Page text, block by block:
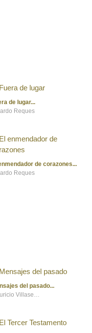
de lugar
Reques
de corazones
Reques
del pasado
Mauricio Villaseñor Béjar